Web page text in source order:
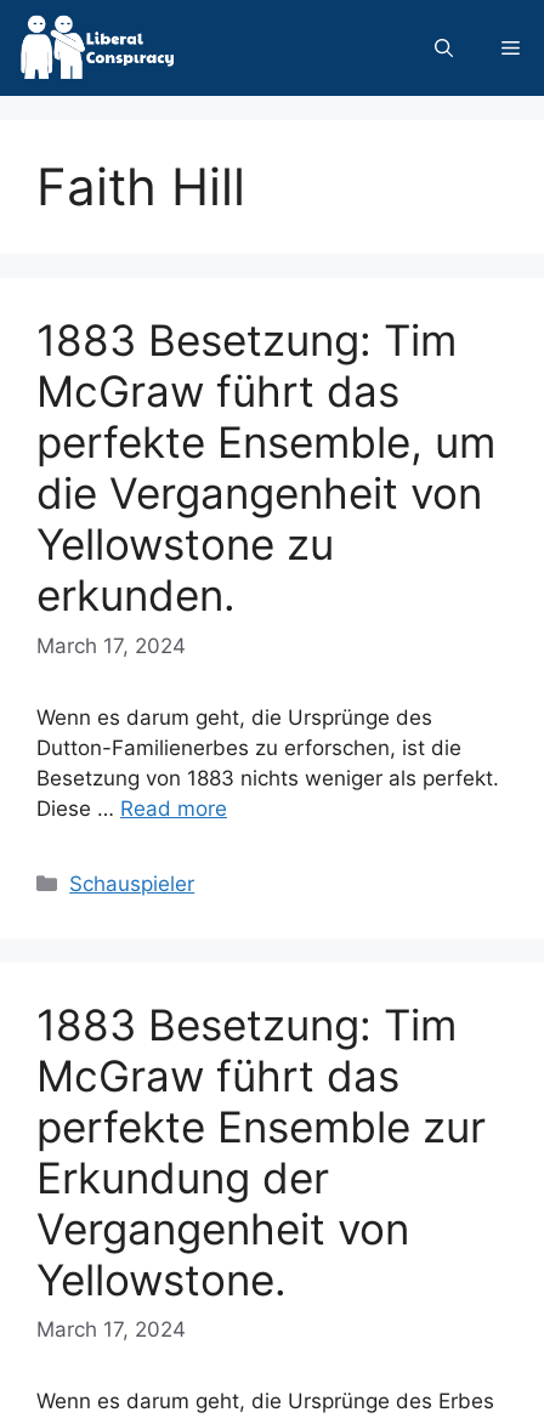
Skip
content
Faith Hill
1883 Besetzung: Tim
McGraw führt das
perfekte Ensemble, um
die Vergangenheit von
Yellowstone zu
erkunden.
March 17, 2024
Wenn es darum geht, die Ursprünge des
Dutton-Familienerbes zu erforschen, ist die
Besetzung von 1883 nichts weniger als perfekt.
Diese … Read more
Categories
Schauspieler
1883 Besetzung: Tim
McGraw führt das
perfekte Ensemble zur
Erkundung der
Vergangenheit von
Yellowstone.
March 17, 2024
Wenn es darum geht, die Ursprünge des Erbes